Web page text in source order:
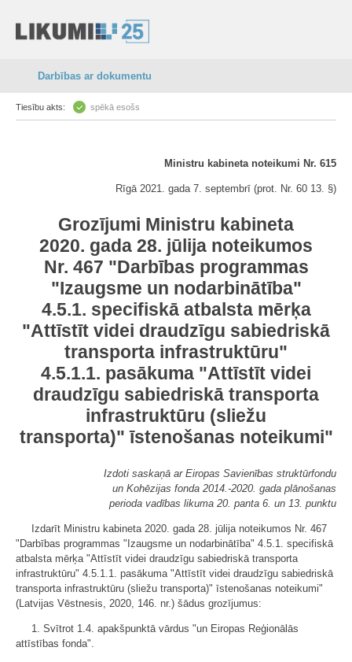
Darbības ar dokumentu
Tiesību akts: spēkā esošs
Ministru kabineta noteikumi Nr. 615
Rīgā 2021. gada 7. septembrī (prot. Nr. 60 13. §)
Grozījumi Ministru kabineta
2020. gada 28. jūlija noteikumos
Nr. 467 "Darbības programmas
"Izaugsme un nodarbinātība"
4.5.1. specifiskā atbalsta mērķa
"Attīstīt videi draudzīgu sabiedriskā
transporta infrastruktūru"
4.5.1.1. pasākuma "Attīstīt videi
draudzīgu sabiedriskā transporta
infrastruktūru (sliežu
transporta)" īstenošanas noteikumi"
Izdoti saskaņā ar Eiropas Savienības struktūrfondu
un Kohēzijas fonda 2014.-2020. gada plānošanas
perioda vadības likuma 20. panta 6. un 13. punktu
Izdarīt Ministru kabineta 2020. gada 28. jūlija noteikumos Nr. 467
"Darbības programmas "Izaugsme un nodarbinātība" 4.5.1. specifiskā
atbalsta mērķa "Attīstīt videi draudzīgu sabiedriskā transporta
infrastruktūru" 4.5.1.1. pasākuma "Attīstīt videi draudzīgu sabiedriskā
transporta infrastruktūru (sliežu transporta)" īstenošanas noteikumi"
(Latvijas Vēstnesis, 2020, 146. nr.) šādus grozījumus:
1. Svītrot 1.4. apakšpunktā vārdus "un Eiropas Reģionālās
attīstības fonda".